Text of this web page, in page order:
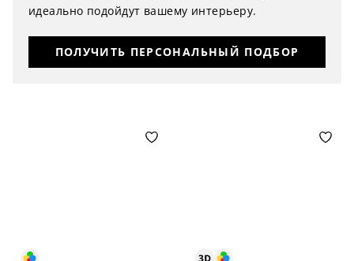
идеально подойдут вашему интерьеру.
ПОЛУЧИТЬ ПЕРСОНАЛЬНЫЙ ПОДБОР